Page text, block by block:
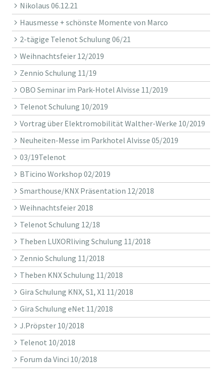
Nikolaus 06.12.21
Hausmesse + schönste Momente von Marco
2-tägige Telenot Schulung 06/21
Weihnachtsfeier 12/2019
Zennio Schulung 11/19
OBO Seminar im Park-Hotel Alvisse 11/2019
Telenot Schulung 10/2019
Vortrag über Elektromobilität Walther-Werke 10/2019
Neuheiten-Messe im Parkhotel Alvisse 05/2019
03/19Telenot
BTicino Workshop 02/2019
Smarthouse/KNX Präsentation 12/2018
Weihnachtsfeier 2018
Telenot Schulung 12/18
Theben LUXORliving Schulung 11/2018
Zennio Schulung 11/2018
Theben KNX Schulung 11/2018
Gira Schulung KNX, S1, X1 11/2018
Gira Schulung eNet 11/2018
J.Pröpster 10/2018
Telenot 10/2018
Forum da Vinci 10/2018